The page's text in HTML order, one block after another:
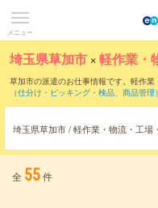
メニュー
埼玉県草加市 ×軽作業・
草加市の派遣のお仕事情報です。軽作業
（仕分け・ピッキング・検品、商品管理）
埼玉県草加市 / 軽作業・物流・工場
全 55件